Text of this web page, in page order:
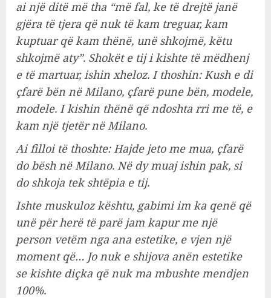
ai një ditë më tha “më fal, ke të drejtë janë
gjëra të tjera që nuk të kam treguar, kam
kuptuar që kam thënë, unë shkojmë, këtu
shkojmë aty”. Shokët e tij i kishte të mëdhenj
e të martuar, ishin xheloz. I thoshin: Kush e di
çfarë bën në Milano, çfarë pune bën, modele,
modele. I kishin thënë që ndoshta rri me të, e
kam një tjetër në Milano.
Ai filloi të thoshte: Hajde jeto me mua, çfarë
do bësh në Milano. Në dy muaj ishin pak, si
do shkoja tek shtëpia e tij.
Ishte muskuloz kështu, gabimi im ka qenë që
unë për herë të parë jam kapur me një
person vetëm nga ana estetike, e vjen një
moment që… Jo nuk e shijova anën estetike
se kishte diçka që nuk ma mbushte mendjen
100%.